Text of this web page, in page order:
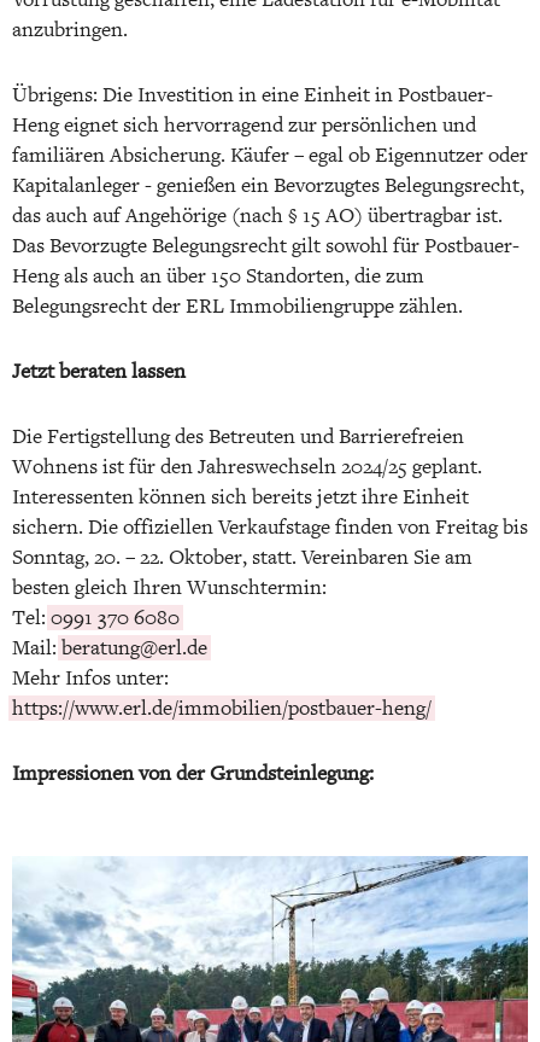
anzubringen.
Übrigens: Die Investition in eine Einheit in Postbauer-
Heng eignet sich hervorragend zur persönlichen und
familiären Absicherung. Käufer – egal ob Eigennutzer oder
Kapitalanleger - genießen ein Bevorzugtes Belegungsrecht,
das auch auf Angehörige (nach § 15 AO) übertragbar ist.
Das Bevorzugte Belegungsrecht gilt sowohl für Postbauer-
Heng als auch an über 150 Standorten, die zum
Belegungsrecht der ERL Immobiliengruppe zählen.
Jetzt beraten lassen
Die Fertigstellung des Betreuten und Barrierefreien
Wohnens ist für den Jahreswechseln 2024/25 geplant.
Interessenten können sich bereits jetzt ihre Einheit
sichern. Die offiziellen Verkaufstage finden von Freitag bis
Sonntag, 20. – 22. Oktober, statt. Vereinbaren Sie am
besten gleich Ihren Wunschtermin:
Tel: 0991 370 6080
Mail: beratung@erl.de
Mehr Infos unter:
https://www.erl.de/immobilien/postbauer-heng/
Impressionen von der Grundsteinlegung: